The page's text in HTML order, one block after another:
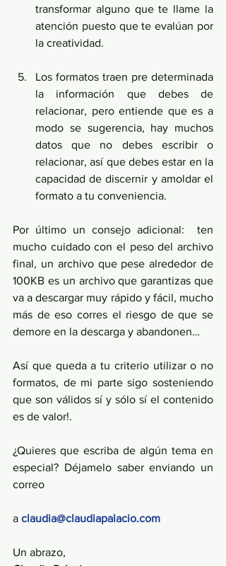
transformar alguno que te llame la
atención puesto que te evalúan por
la creatividad.
Los formatos traen pre determinada
la información que debes de
relacionar, pero entiende que es a
modo se sugerencia, hay muchos
datos que no debes escribir o
relacionar, así que debes estar en la
capacidad de discernir y amoldar el
formato a tu conveniencia.
Por último un consejo adicional:  ten
mucho cuidado con el peso del archivo
final, un archivo que pese alrededor de
100KB es un archivo que garantizas que
va a descargar muy rápido y fácil, mucho
más de eso corres el riesgo de que se
demore en la descarga y abandonen…
Así que queda a tu criterio utilizar o no
formatos, de mi parte sigo sosteniendo
que son válidos sí y sólo sí el contenido
es de valor!.
¿Quieres que escriba de algún tema en
especial? Déjamelo saber enviando un
correo
a claudia@claudiapalacio.com
Un abrazo,